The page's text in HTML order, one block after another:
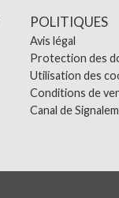
POLITIQUES
Avis légal
Protection des
Utilisation des
Conditions de
Canal de